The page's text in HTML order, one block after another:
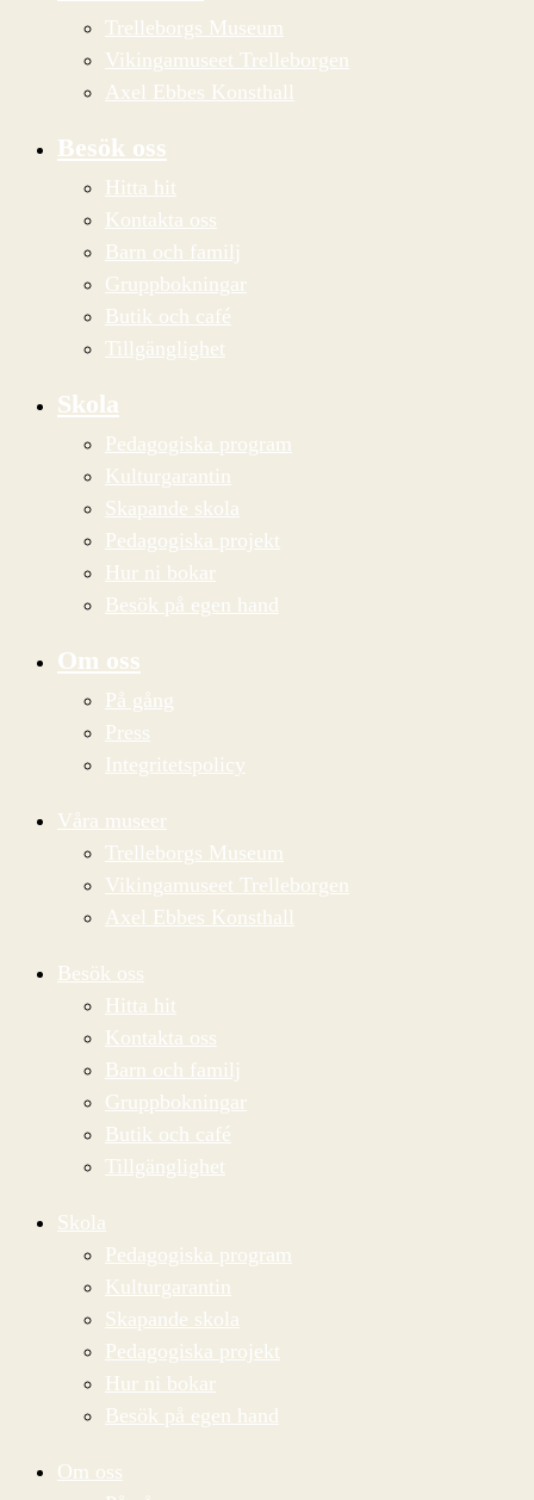
Trelleborgs Museum
Vikingamuseet Trelleborgen
Axel Ebbes Konsthall
Besök oss
Hitta hit
Kontakta oss
Barn och familj
Gruppbokningar
Butik och café
Tillgänglighet
Skola
Pedagogiska program
Kulturgarantin
Skapande skola
Pedagogiska projekt
Hur ni bokar
Besök på egen hand
Om oss
På gång
Press
Integritetspolicy
Våra museer
Trelleborgs Museum
Vikingamuseet Trelleborgen
Axel Ebbes Konsthall
Besök oss
Hitta hit
Kontakta oss
Barn och familj
Gruppbokningar
Butik och café
Tillgänglighet
Skola
Pedagogiska program
Kulturgarantin
Skapande skola
Pedagogiska projekt
Hur ni bokar
Besök på egen hand
Om oss